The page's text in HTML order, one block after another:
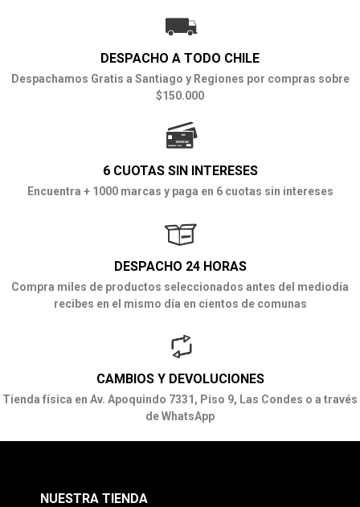
DESPACHO A TODO CHILE
Despachamos Gratis a Santiago y Regiones por compras sobre
$150.000
6 CUOTAS SIN INTERESES
Encuentra + 1000 marcas y paga en 6 cuotas sin intereses
DESPACHO 24 HORAS
Compra miles de productos seleccionados antes del mediodía
recibes en el mismo día en cientos de comunas
CAMBIOS Y DEVOLUCIONES
Tienda física en Av. Apoquindo 7331, Piso 9, Las Condes o a través
de WhatsApp
NUESTRA TIENDA